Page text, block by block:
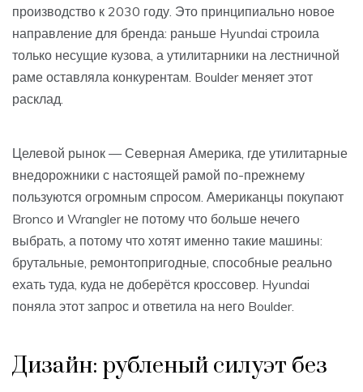
производство к 2030 году. Это принципиально новое
направление для бренда: раньше Hyundai строила
только несущие кузова, а утилитарники на лестничной
раме оставляла конкурентам. Boulder меняет этот
расклад.
Целевой рынок — Северная Америка, где утилитарные
внедорожники с настоящей рамой по-прежнему
пользуются огромным спросом. Американцы покупают
Bronco и Wrangler не потому что больше нечего
выбрать, а потому что хотят именно такие машины:
брутальные, ремонтопригодные, способные реально
ехать туда, куда не доберётся кроссовер. Hyundai
поняла этот запрос и ответила на него Boulder.
Дизайн: рубленый силуэт без